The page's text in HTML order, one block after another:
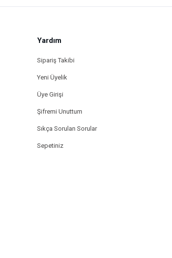
Yardım
Sipariş Takibi
Yeni Üyelik
Üye Girişi
Şifremi Unuttum
Sıkça Sorulan Sorular
Sepetiniz